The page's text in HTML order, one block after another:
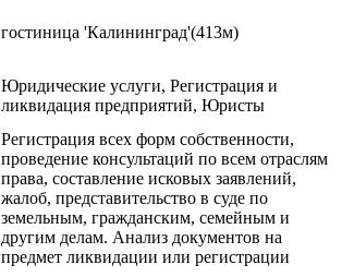
гостиница 'Калининград'(413м)
Юридические услуги, Регистрация и
ликвидация предприятий, Юристы
Регистрация всех форм собственности,
проведение консультаций по всем отраслям
права, составление исковых заявлений,
жалоб, представительство в суде по
земельным, гражданским, семейным и
другим делам. Анализ документов на
предмет ликвидации или регистрации